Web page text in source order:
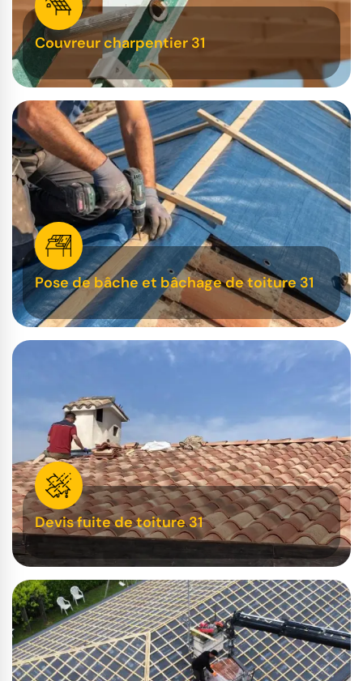
Couvreur charpentier 31
Pose de bâche et bâchage de toiture 31
Devis fuite de toiture 31